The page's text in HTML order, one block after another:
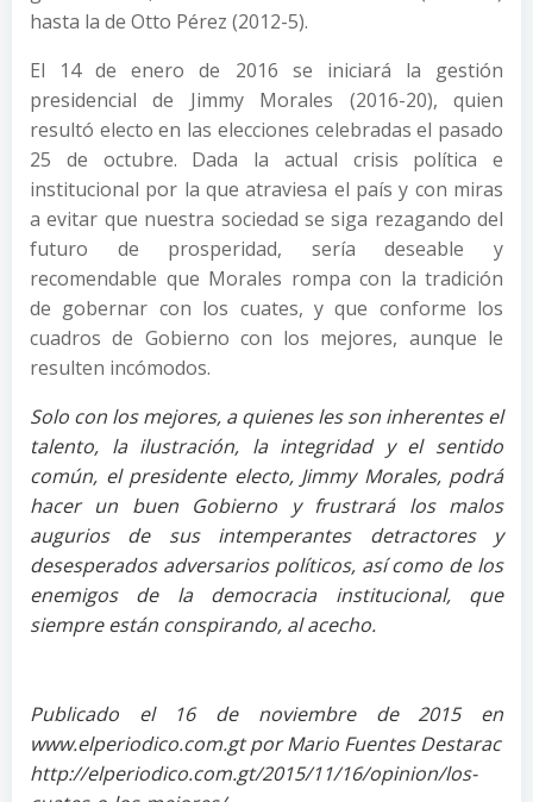
hasta la de Otto Pérez (2012-5).
El 14 de enero de 2016 se iniciará la gestión
presidencial de Jimmy Morales (2016-20), quien
resultó electo en las elecciones celebradas el pasado
25 de octubre. Dada la actual crisis política e
institucional por la que atraviesa el país y con miras
a evitar que nuestra sociedad se siga rezagando del
futuro de prosperidad, sería deseable y
recomendable que Morales rompa con la tradición
de gobernar con los cuates, y que conforme los
cuadros de Gobierno con los mejores, aunque le
resulten incómodos.
Solo con los mejores, a quienes les son inherentes el
talento, la ilustración, la integridad y el sentido
común, el presidente electo, Jimmy Morales, podrá
hacer un buen Gobierno y frustrará los malos
augurios de sus intemperantes detractores y
desesperados adversarios políticos, así como de los
enemigos de la democracia institucional, que
siempre están conspirando, al acecho.
Publicado el 16 de noviembre de 2015 en
www.elperiodico.com.gt por Mario Fuentes Destarac
http://elperiodico.com.gt/2015/11/16/opinion/los-